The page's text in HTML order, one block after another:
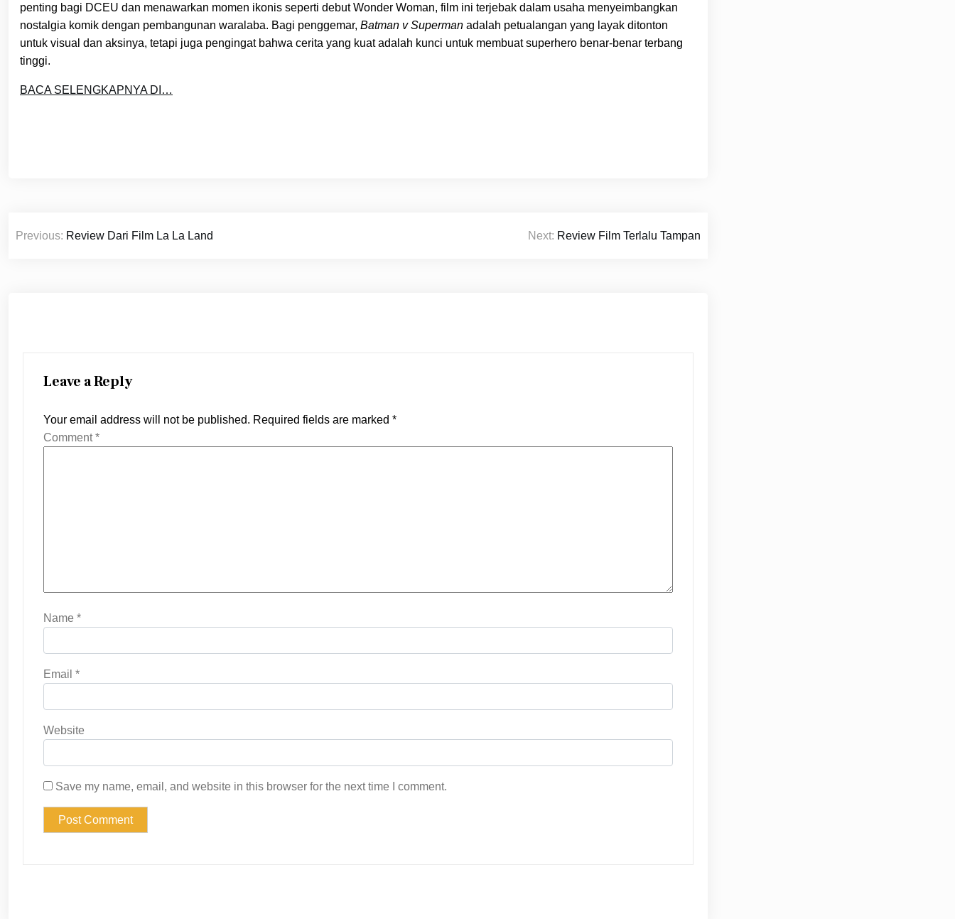
penting bagi DCEU dan menawarkan momen ikonis seperti debut Wonder Woman, film ini terjebak dalam usaha menyeimbangkan
nostalgia komik dengan pembangunan waralaba. Bagi penggemar, Batman v Superman adalah petualangan yang layak ditonton
untuk visual dan aksinya, tetapi juga pengingat bahwa cerita yang kuat adalah kunci untuk membuat superhero benar-benar terbang
tinggi.
BACA SELENGKAPNYA DI…
navigation
Previous: Review Dari Film La La Land Next: Review Film Terlalu Tampan
Leave a Reply
Your email address will not be published. Required fields are marked *
Comment*
Name *
Email *
Website
Save my name, email, and website in this browser for the next time I comment.